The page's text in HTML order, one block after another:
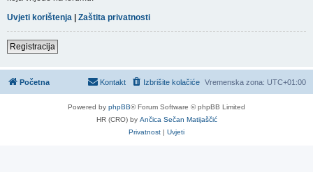
Uvjeti korištenja | Zaštita privatnosti
Registracija
Početna Vremenska zona: UTC+01:00
Izbrišite kolačiće
Kontakt
Powered by phpBB® Forum Software © phpBB Limited
HR (CRO) by Ančica Sečan Matijaščić
Privatnost | Uvjeti